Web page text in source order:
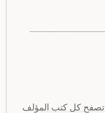
تصفح كل كتب المؤلف